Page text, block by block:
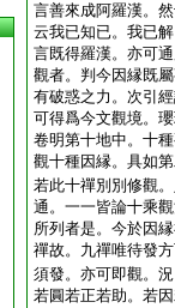
言善來成阿羅漢。
云我已知已。我已
言既得羅漢。亦可
觀者。判今因縁既
有破惑之力。次引
可得爲今文觀境。
卷明第十地中。十
觀十種因縁。具如
若此十禪別別修觀
通。一一皆論十乘
所列者是。今於因
禪故。九禪唯待發
須發。亦可即觀。
若圓若正若助。若